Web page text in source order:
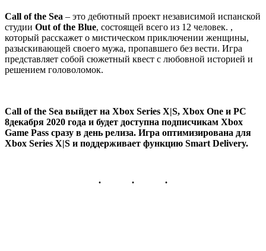
Call of the Sea – это дебютный проект независимой испанской
студии Out of the Blue, состоящей всего из 12 человек. ,
который расскажет о мистическом приключении женщины,
разыскивающей своего мужа, пропавшего без вести. Игра
представляет собой сюжетный квест с любовной историей и
решением головоломок.
Call of the Sea выйдет на Xbox Series X|S, Xbox One и РС
8декабря 2020 года и будет доступна подписчикам Xbox
Game Pass сразу в день релиза. Игра оптимизирована для
Xbox Series X|S и поддерживает функцию Smart Delivery.